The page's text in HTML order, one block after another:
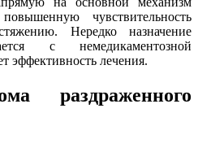
чувствительность
Нередко назначение
с немедикаментозной
эффективность лечения.
раздраженного